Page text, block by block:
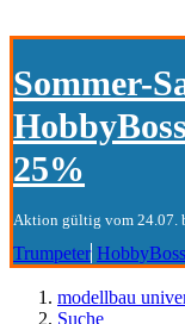
Sommer-
25%
Aktion gültig vom 24.07.
Trumpeter HobbyBoss
modellbau
Suche